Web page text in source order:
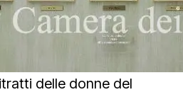
delle donne del